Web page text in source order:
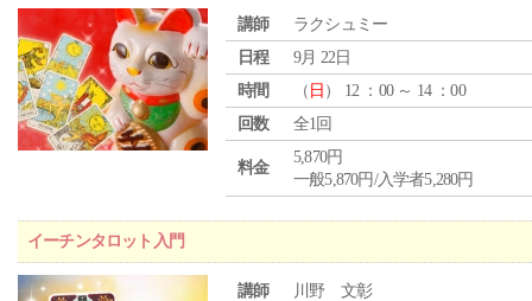
講師
ラクシュミー
日程
9月 22日
時間
（ 日 ） 12 ：00 ～ 14 ：00
回数
全1回
料金
5,870円
一般5,870円/入学者5,280円
イーチンタロット入門
講師 川野 文彰